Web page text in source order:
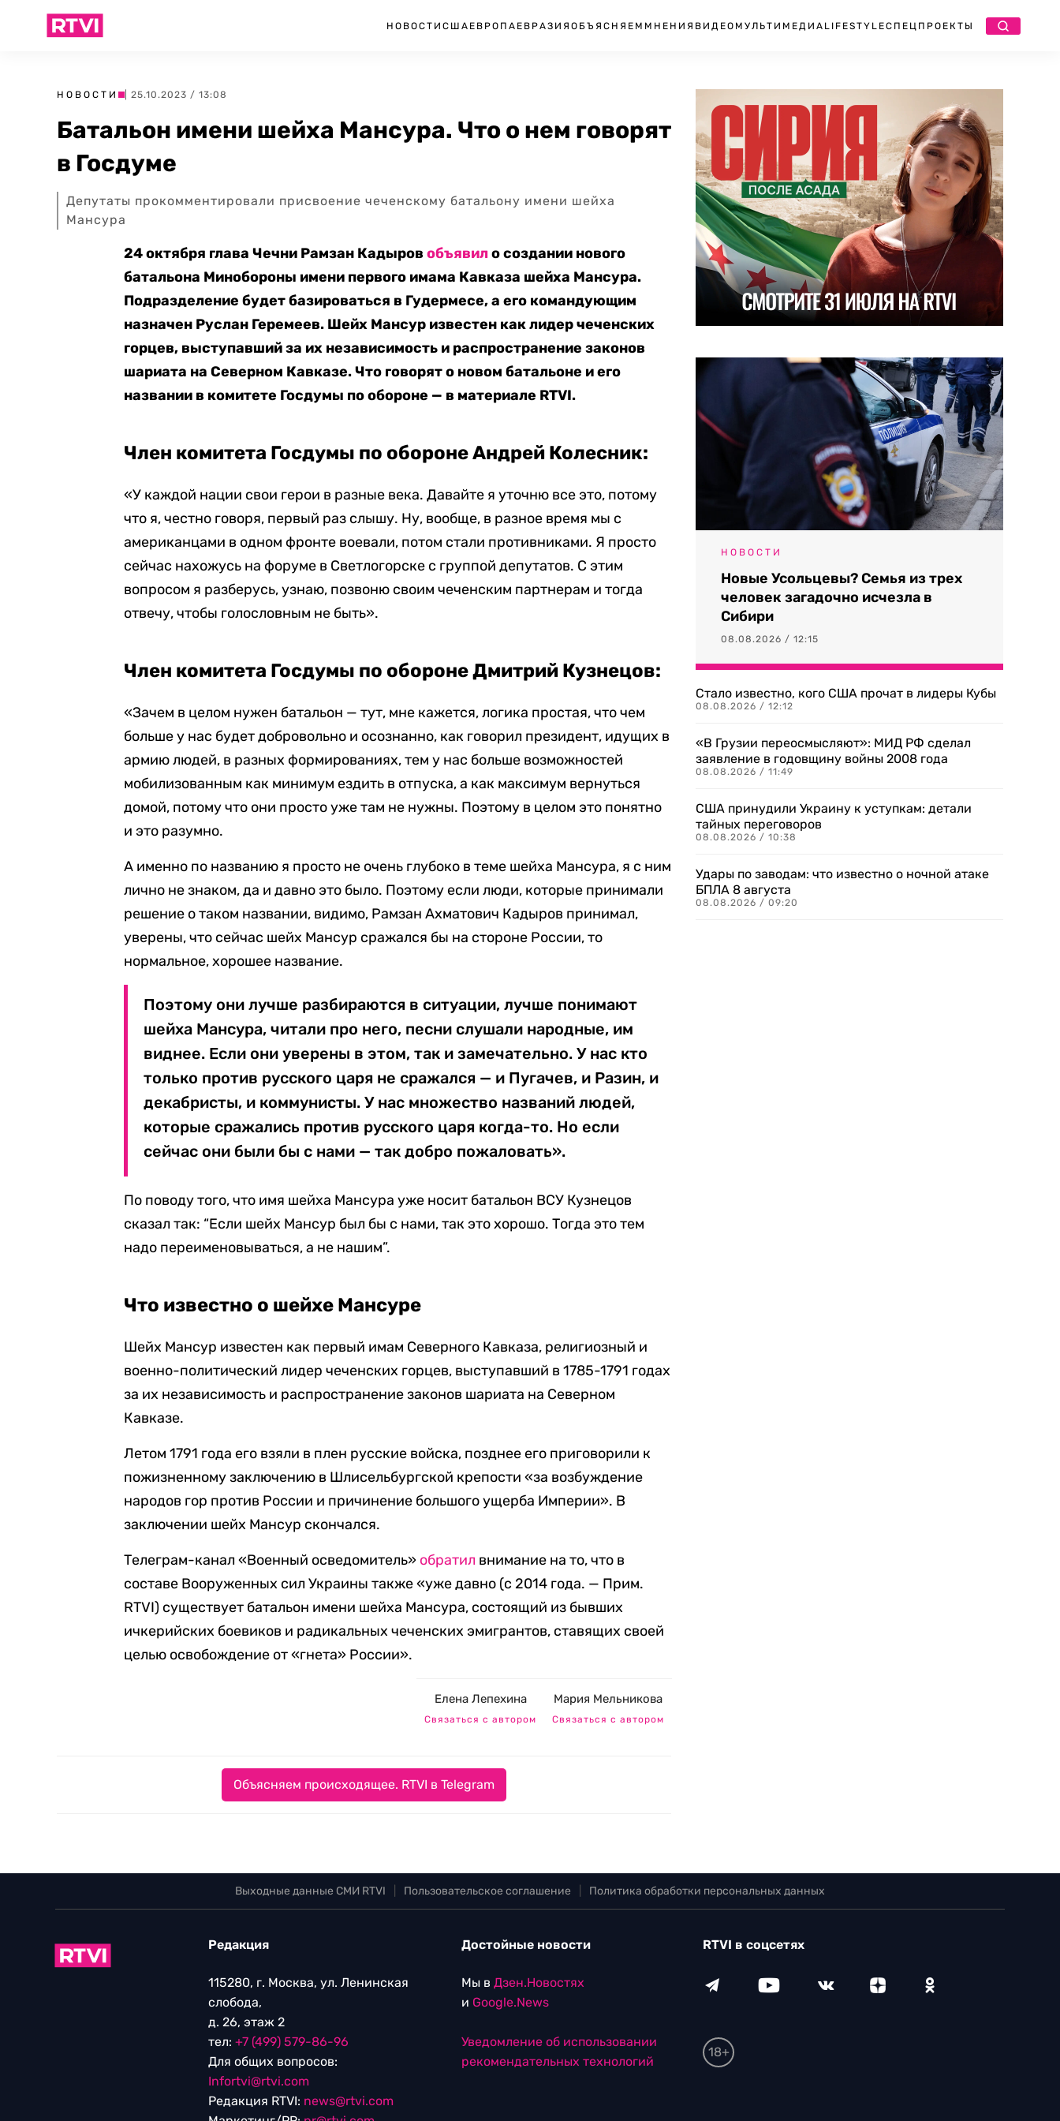
НОВОСТИ США ЕВРОПА ЕВРАЗИЯ ОБЪЯСНЯЕМ МНЕНИЯ ВИДЕО МУЛЬТИМЕДИА LIFESTYLEСПЕЦПРОЕКТЫ
НОВОСТИ | 25.10.2023 / 13:08
Батальон имени шейха Мансура. Что о нем говорят
в Госдуме
Депутаты прокомментировали присвоение чеченскому батальону имени шейха
Мансура
24 октября глава Чечни Рамзан Кадыровобъявило создании нового
батальона Минобороны имени первого имама Кавказа шейха Мансура.
Подразделение будет базироваться в Гудермесе, а его командующим
назначен Руслан Геремеев. Шейх Мансур известен как лидер чеченских
горцев, выступавший за их независимость и распространение законов
шариата на Северном Кавказе. Что говорят о новом батальоне и его
названии в комитете Госдумы по обороне — в материале RTVI.
Член комитета Госдумы по обороне Андрей Колесник:
«У каждой нации свои герои в разные века. Давайте я уточню все это, потому
что я, честно говоря, первый раз слышу. Ну, вообще, в разное время мы с
американцами в одном фронте воевали, потом стали противниками. Я просто
сейчас нахожусь на форуме в Светлогорске с группой депутатов. С этим
вопросом я разберусь, узнаю, позвоню своим чеченским партнерам и тогда
отвечу, чтобы голословным не быть».
Член комитета Госдумы по обороне Дмитрий Кузнецов:
«Зачем в целом нужен батальон — тут, мне кажется, логика простая, что чем
больше у нас будет добровольно и осознанно, как говорил президент, идущих в
армию людей, в разных формированиях, тем у нас больше возможностей
мобилизованным как минимум ездить в отпуска, а как максимум вернуться
домой, потому что они просто уже там не нужны. Поэтому в целом это понятно
и это разумно.
А именно по названию я просто не очень глубоко в теме шейха Мансура, я с ним
лично не знаком, да и давно это было. Поэтому если люди, которые принимали
решение о таком названии, видимо, Рамзан Ахматович Кадыров принимал,
уверены, что сейчас шейх Мансур сражался бы на стороне России, то
нормальное, хорошее название.
Поэтому они лучше разбираются в ситуации, лучше понимают
шейха Мансура, читали про него, песни слушали народные, им
виднее. Если они уверены в этом, так и замечательно. У нас кто
только против русского царя не сражался — и Пугачев, и Разин, и
декабристы, и коммунисты. У нас множество названий людей,
которые сражались против русского царя когда-то. Но если
сейчас они были бы с нами — так добро пожаловать».
По поводу того, что имя шейха Мансура уже носит батальон ВСУ Кузнецов
сказал так: “Если шейх Мансур был бы с нами, так это хорошо. Тогда это тем
надо переименовываться, а не нашим”.
Что известно о шейхе Мансуре
Шейх Мансур известен как первый имам Северного Кавказа, религиозный и
военно-политический лидер чеченских горцев, выступавший в 1785-1791 годах
за их независимость и распространение законов шариата на Северном
Кавказе.
Летом 1791 года его взяли в плен русские войска, позднее его приговорили к
пожизненному заключению в Шлисельбургской крепости «за возбуждение
народов гор против России и причинение большого ущерба Империи». В
заключении шейх Мансур скончался.
Телеграм-канал «Военный осведомитель» обратил внимание на то, что в
составе Вооруженных сил Украины также «уже давно (с 2014 года. — Прим.
RTVI) существует батальон имени шейха Мансура, состоящий из бывших
ичкерийских боевиков и радикальных чеченских эмигрантов, ставящих своей
целью освобождение от «гнета» России».
Елена Лепехина
Связаться с автором
Мария Мельникова
Связаться с автором
Объясняем происходящее. RTVI в Telegram
НОВОСТИ
Новые Усольцевы? Семья из трех
человек загадочно исчезла в
Сибири
08.08.2026 / 12:15
Стало известно, кого США прочат в лидеры Кубы
08.08.2026 / 12:12
«В Грузии переосмысляют»: МИД РФ сделал
заявление в годовщину войны 2008 года
08.08.2026 / 11:49
США принудили Украину к уступкам: детали
тайных переговоров
08.08.2026 / 10:38
Удары по заводам: что известно о ночной атаке
БПЛА 8 августа
08.08.2026 / 09:20
Выходные данные СМИ RTVI Пользовательское соглашение Политика обработки персональных данных
Редакция
115280, г. Москва, ул. Ленинская
слобода,
д. 26, этаж 2
тел: +7 (499) 579-86-96
Для общих вопросов:
Infortvi@rtvi.com
Редакция RTVI: news@rtvi.com
Достойные новости
Мы в Дзен.Новостях
и Google.News
Уведомление об использовании
рекомендательных технологий
RTVI в соцсетях
18+